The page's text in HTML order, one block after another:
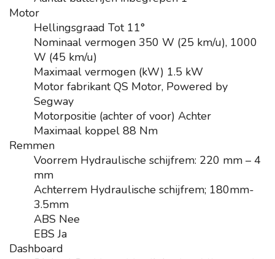
Motor
Hellingsgraad Tot 11°
Nominaal vermogen 350 W (25 km/u), 1000
W (45 km/u)
Maximaal vermogen (kW) 1.5 kW
Motor fabrikant QS Motor, Powered by
Segway
Motorpositie (achter of voor) Achter
Maximaal koppel 88 Nm
Remmen
Voorrem Hydraulische schijfrem: 220 mm – 4
mm
Achterrem Hydraulische schijfrem; 180mm-
3.5mm
ABS Nee
EBS Ja
Dashboard